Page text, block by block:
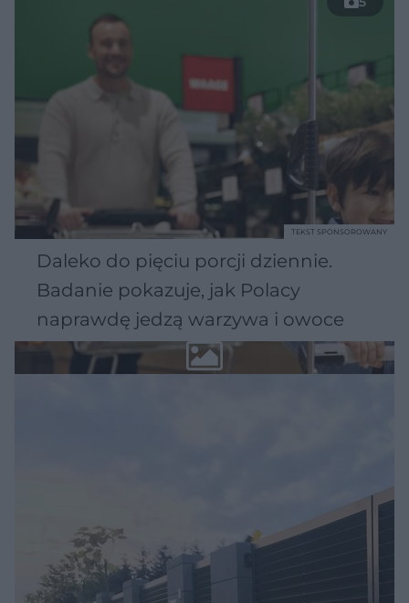
Daleko do pięciu porcji dziennie.
Badanie pokazuje, jak Polacy
naprawdę jedzą warzywa i owoce
TEKST SPONSOROWANY